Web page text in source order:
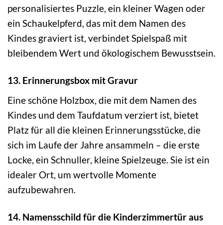
personalisiertes Puzzle, ein kleiner Wagen oder
ein Schaukelpferd, das mit dem Namen des
Kindes graviert ist, verbindet Spielspaß mit
bleibendem Wert und ökologischem Bewusstsein.
13. Erinnerungsbox mit Gravur
Eine schöne Holzbox, die mit dem Namen des
Kindes und dem Taufdatum verziert ist, bietet
Platz für all die kleinen Erinnerungsstücke, die
sich im Laufe der Jahre ansammeln – die erste
Locke, ein Schnuller, kleine Spielzeuge. Sie ist ein
idealer Ort, um wertvolle Momente
aufzubewahren.
14. Namensschild für die Kinderzimmertür aus